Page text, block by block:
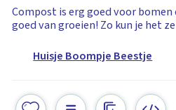
Compost is erg goed voor bomen
goed van groeien! Zo kun je het
Huisje Boompje Beestje